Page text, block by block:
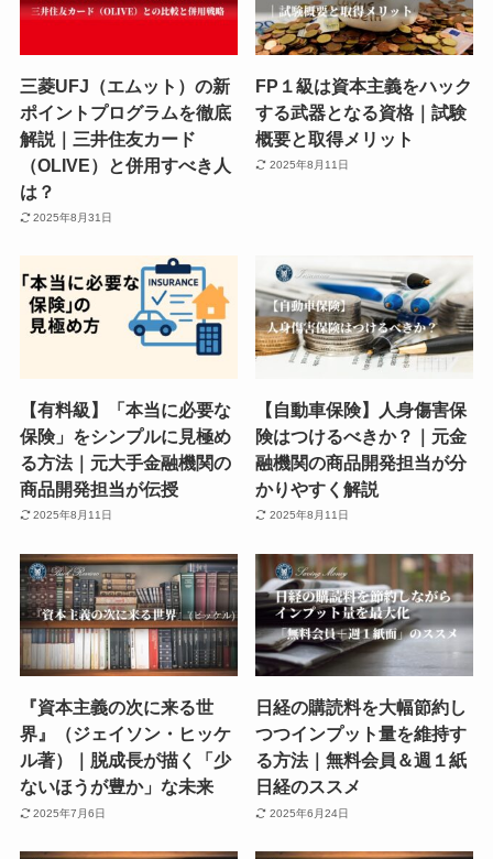
三菱UFJ（エムット）の新
ポイントプログラムを徹底
解説｜三井住友カード
（OLIVE）と併用すべき人
は？
2025年8月31日
FP１級は資本主義をハック
する武器となる資格｜試験
概要と取得メリット
2025年8月11日
【有料級】「本当に必要な
保険」をシンプルに見極め
る方法｜元大手金融機関の
商品開発担当が伝授
2025年8月11日
【自動車保険】人身傷害保
険はつけるべきか？｜元金
融機関の商品開発担当が分
かりやすく解説
2025年8月11日
『資本主義の次に来る世
界』（ジェイソン・ヒッケ
ル著）｜脱成長が描く「少
ないほうが豊か」な未来
2025年7月6日
日経の購読料を大幅節約し
つつインプット量を維持す
る方法｜無料会員＆週１紙
日経のススメ
2025年6月24日